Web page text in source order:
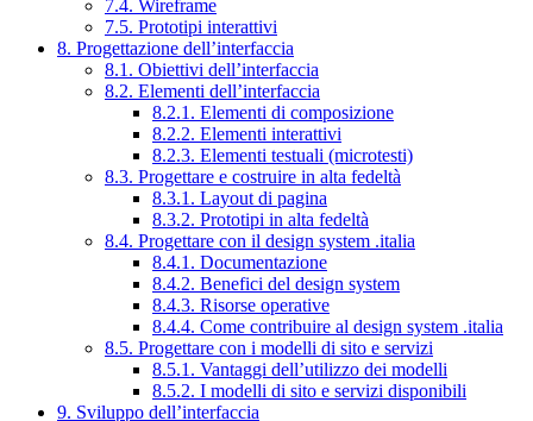
7.4. Wireframe
7.5. Prototipi interattivi
8. Progettazione dell’interfaccia
8.1. Obiettivi dell’interfaccia
8.2. Elementi dell’interfaccia
8.2.1. Elementi di composizione
8.2.2. Elementi interattivi
8.2.3. Elementi testuali (microtesti)
8.3. Progettare e costruire in alta fedeltà
8.3.1. Layout di pagina
8.3.2. Prototipi in alta fedeltà
8.4. Progettare con il design system .italia
8.4.1. Documentazione
8.4.2. Benefici del design system
8.4.3. Risorse operative
8.4.4. Come contribuire al design system .italia
8.5. Progettare con i modelli di sito e servizi
8.5.1. Vantaggi dell’utilizzo dei modelli
8.5.2. I modelli di sito e servizi disponibili
9. Sviluppo dell’interfaccia